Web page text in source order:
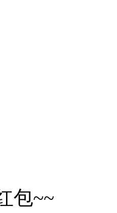
包~~